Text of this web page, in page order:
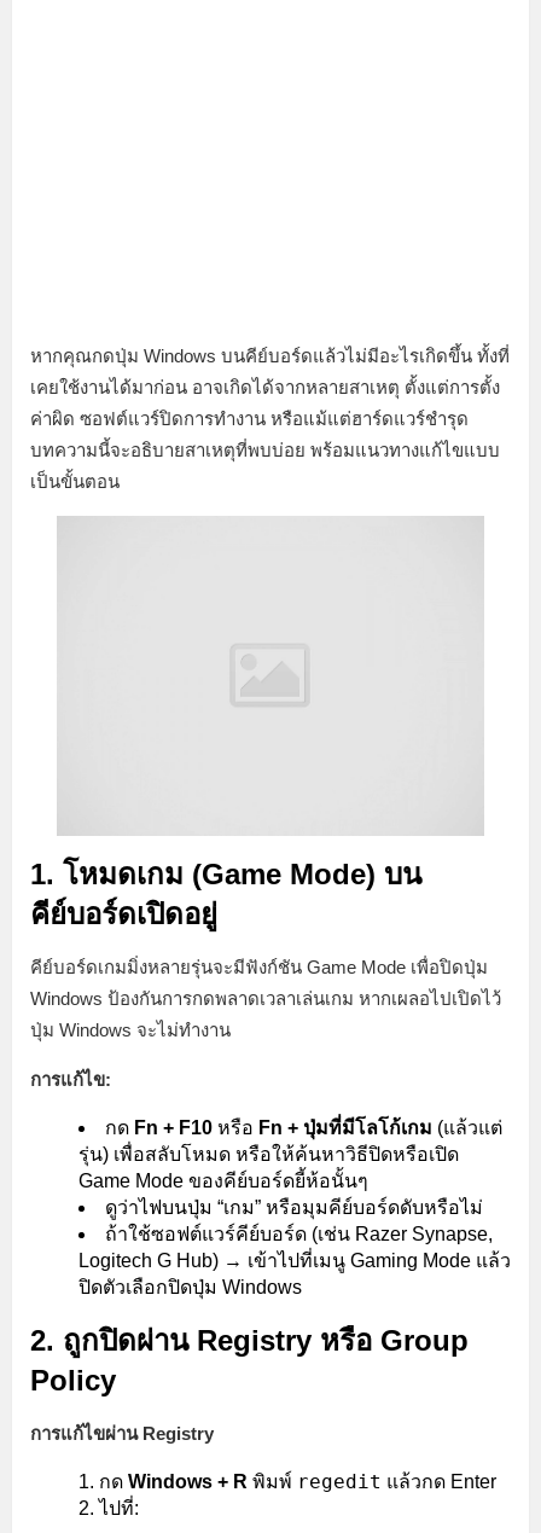
หากคุณกดปุ่ม Windows บนคีย์บอร์ดแล้วไม่มีอะไรเกิดขึ้น ทั้งที่
เคยใช้งานได้มาก่อน อาจเกิดได้จากหลายสาเหตุ ตั้งแต่การตั้ง
ค่าผิด ซอฟต์แวร์ปิดการทำงาน หรือแม้แต่ฮาร์ดแวร์ชำรุด
บทความนี้จะอธิบายสาเหตุที่พบบ่อย พร้อมแนวทางแก้ไขแบบ
เป็นขั้นตอน
1. โหมดเกม (Game Mode) บน
คีย์บอร์ดเปิดอยู่
คีย์บอร์ดเกมมิ่งหลายรุ่นจะมีฟังก์ชัน Game Mode เพื่อปิดปุ่ม
Windows ป้องกันการกดพลาดเวลาเล่นเกม หากเผลอไปเปิดไว้
ปุ่ม Windows จะไม่ทำงาน
การแก้ไข:
กด Fn + F10 หรือ Fn + ปุ่มที่มีโลโก้เกม (แล้วแต่
รุ่น) เพื่อสลับโหมด หรือให้ค้นหาวิธีปิดหรือเปิด
Game Mode ของคีย์บอร์ดยี้ห้อนั้นๆ
ดูว่าไฟบนปุ่ม “เกม” หรือมุมคีย์บอร์ดดับหรือไม่
ถ้าใช้ซอฟต์แวร์คีย์บอร์ด (เช่น Razer Synapse,
Logitech G Hub) → เข้าไปที่เมนู Gaming Mode แล้ว
ปิดตัวเลือกปิดปุ่ม Windows
2. ถูกปิดผ่าน Registry หรือ Group
Policy
การแก้ไขผ่าน Registry
กด Windows + R พิมพ์ regedit แล้วกด Enter
ไปที่: